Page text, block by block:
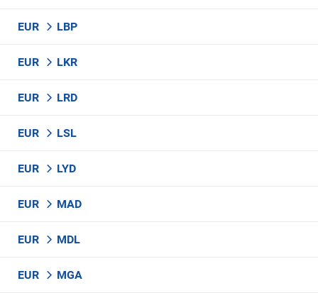
EUR LBP
EUR LKR
EUR LRD
EUR LSL
EUR LYD
EUR MAD
EUR MDL
EUR MGA